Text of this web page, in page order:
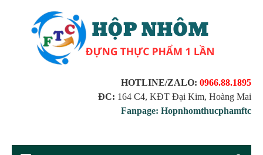
HOTLINE/ZALO: 0966.88.1895
ĐC: 164 C4, KĐT Đại Kim, Hoàng Mai
Fanpage: Hopnhomthucphamftc